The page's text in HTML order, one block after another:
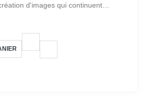
d'images qui continuent
du monde entier.